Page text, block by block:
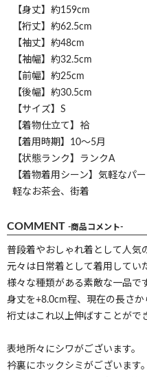
【身丈】約159cm
【裄丈】約62.5cm
【袖丈】約48cm
【袖幅】約32.5cm
【前幅】約25cm
【後幅】約30.5cm
【サイズ】S
【着物仕立て】袷
【着用時期】10～5月
【状態ランク】ランクA
【着物着用シーン】気軽なパ
軽なお茶会、街着
COMMENT -商品コメント-
普段着やおしゃれ着として人気
元々は日常着として着用してい
様々な種類がある素敵な一品で
身丈を+8.0cm程、現在の長さか
裄丈はこれ以上伸ばすことがで
表地所々にシワがございます。
衿裏にホックシミがございます。